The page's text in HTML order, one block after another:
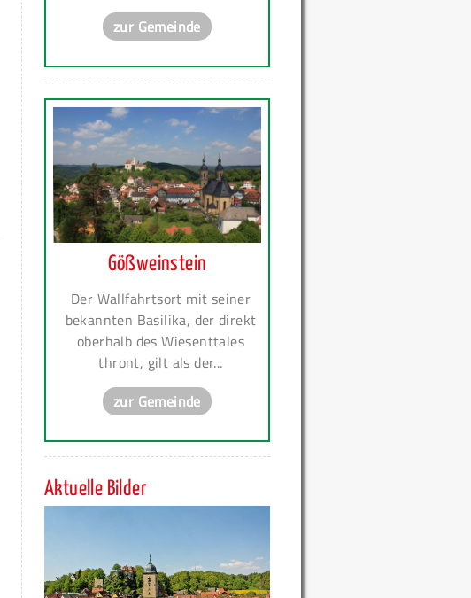
zur Gemeinde
Gößweinstein
Der Wallfahrtsort mit seiner
bekannten Basilika, der direkt
oberhalb des Wiesenttales
thront, gilt als der...
zur Gemeinde
Aktuelle Bilder